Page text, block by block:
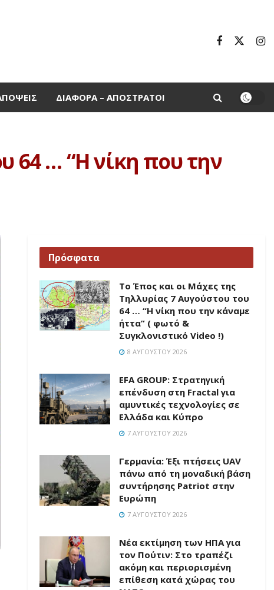
ΔΙΆΦΟΡΑ – ΑΠΌΣΤΡΑΤΟΙ
64 … “Η νίκη που την
Πρόσφατα
Το Έπος και οι Μάχες της
Τηλλυρίας 7 Αυγούστου του
64 … “Η νίκη που την κάναμε
ήττα” ( φωτό &
Συγκλονιστικό Video !)
8 ΑΥΓΟΎΣΤΟΥ 2026
EFA GROUP: Στρατηγική
επένδυση στη Fractal για
αμυντικές τεχνολογίες σε
Ελλάδα και Κύπρο
7 ΑΥΓΟΎΣΤΟΥ 2026
Γερμανία: Έξι πτήσεις UAV
πάνω από τη μοναδική βάση
συντήρησης Patriot στην
Ευρώπη
7 ΑΥΓΟΎΣΤΟΥ 2026
Νέα εκτίμηση των ΗΠΑ για
τον Πούτιν: Στο τραπέζι
ακόμη και περιορισμένη
επίθεση κατά χώρας του